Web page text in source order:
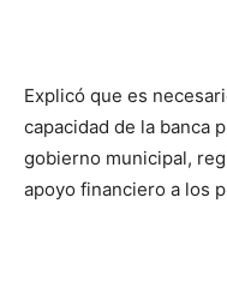
Explicó que es
capacidad de la banca
gobierno municipal,
apoyo financiero a los